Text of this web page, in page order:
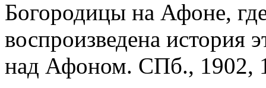
Богородицы на Афоне,
воспроизведена история
над Афоном. СПб., 1902,